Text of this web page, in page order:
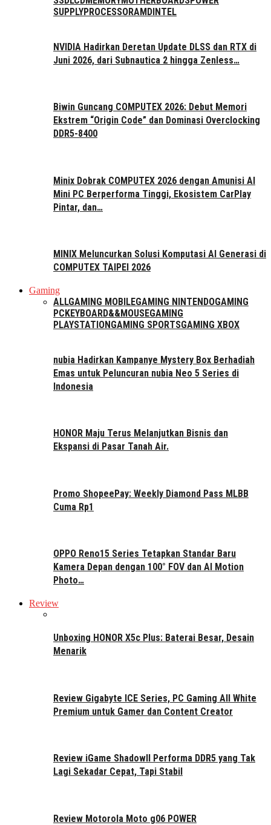
SUPPLYPROCESSORAMD INTEL
NVIDIA Hadirkan Deretan Update DLSS dan RTX di
Juni 2026, dari Subnautica 2 hingga Zenless…
Biwin Guncang COMPUTEX 2026: Debut Memori
Ekstrem “Origin Code” dan Dominasi Overclocking
DDR5-8400
Minix Dobrak COMPUTEX 2026 dengan Amunisi AI
Mini PC Berperforma Tinggi, Ekosistem CarPlay
Pintar, dan…
MINIX Meluncurkan Solusi Komputasi AI Generasi di
COMPUTEX TAIPEI 2026
Gaming
ALLGAMING MOBILEGAMING NINTENDOGAMING
PCKEYBOARD&&MOUSEGAMING
PLAYSTATIONGAMING SPORTSGAMING XBOX
nubia Hadirkan Kampanye Mystery Box Berhadiah
Emas untuk Peluncuran nubia Neo 5 Series di
Indonesia
HONOR Maju Terus Melanjutkan Bisnis dan
Ekspansi di Pasar Tanah Air.
Promo ShopeePay: Weekly Diamond Pass MLBB
Cuma Rp1
OPPO Reno15 Series Tetapkan Standar Baru
Kamera Depan dengan 100° FOV dan AI Motion
Photo…
Review
Unboxing HONOR X5c Plus: Baterai Besar, Desain
Menarik
Review Gigabyte ICE Series, PC Gaming All White
Premium untuk Gamer dan Content Creator
Review iGame ShadowII Performa DDR5 yang Tak
Lagi Sekadar Cepat, Tapi Stabil
Review Motorola Moto g06 POWER